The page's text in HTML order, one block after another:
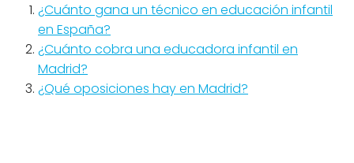
¿Cuánto gana un técnico en educación infantil
en España?
¿Cuánto cobra una educadora infantil en
Madrid?
¿Qué oposiciones hay en Madrid?